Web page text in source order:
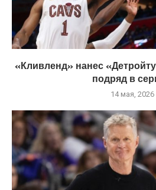
«Кливленд» нанес
подряд в
14 мая, 2026